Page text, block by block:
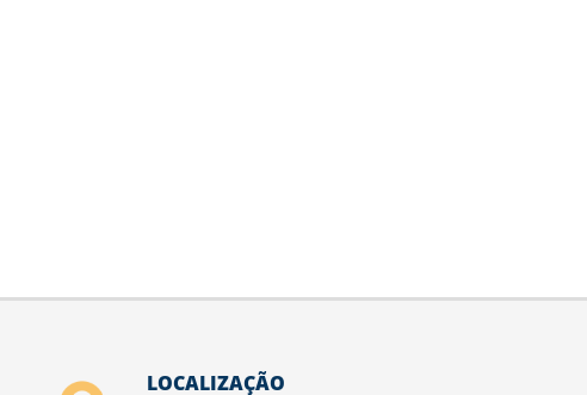
LOCALIZAÇÃO